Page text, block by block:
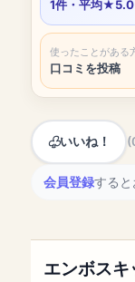
1件・平均★5.0
使ったことがある
口コミを投稿
いいね！
会員登録すると
エンボス